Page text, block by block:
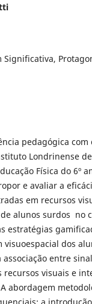
Significativa,
pedagógica
Londrinense
Física do 6º
e avaliar a
em recursos
alunos surdos no
estratégias
dos
entre
recursos visuais e
abordagem